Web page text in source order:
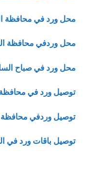
محل ورد في محافظة
محل وردفي محافظة
محل ورد في صباح
توصيل ورد في محافظة
توصيل وردفي محافظة
توصيل باقات ورد في